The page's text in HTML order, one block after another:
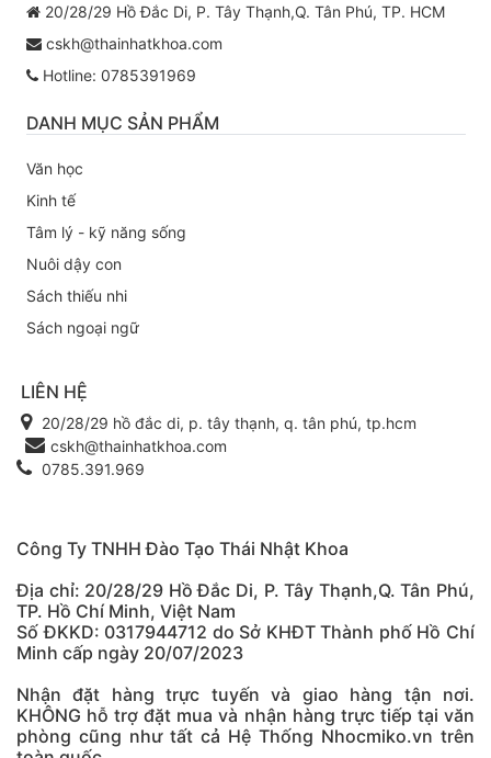
Công Ty TNHH Đào Tạo Thái Nhật Khoa
Địa chỉ: 20/28/29 Hồ Đắc Di, P. Tây Thạnh,Q. Tân Phú,
TP. Hồ Chí Minh, Việt Nam
Số ĐKKD: 0317944712 do Sở KHĐT Thành phố Hồ Chí
Minh cấp ngày 20/07/2023
Nhận đặt hàng trực tuyến và giao hàng tận nơi.
KHÔNG hỗ trợ đặt mua và nhận hàng trực tiếp tại văn
phòng cũng như tất cả Hệ Thống Nhocmiko.vn trên
20/28/29 Hồ Đắc Di, P. Tây Thạnh,Q. Tân Phú, TP. HCM
cskh@thainhatkhoa.com
Hotline: 0785391969
DANH MỤC SẢN PHẨM
Văn học
Kinh tế
Tâm lý - kỹ năng sống
Nuôi dậy con
Sách thiếu nhi
Sách ngoại ngữ
LIÊN HỆ
20/28/29 hồ đắc di, p. tây thạnh, q. tân phú, tp.hcm
cskh@thainhatkhoa.com
0785.391.969